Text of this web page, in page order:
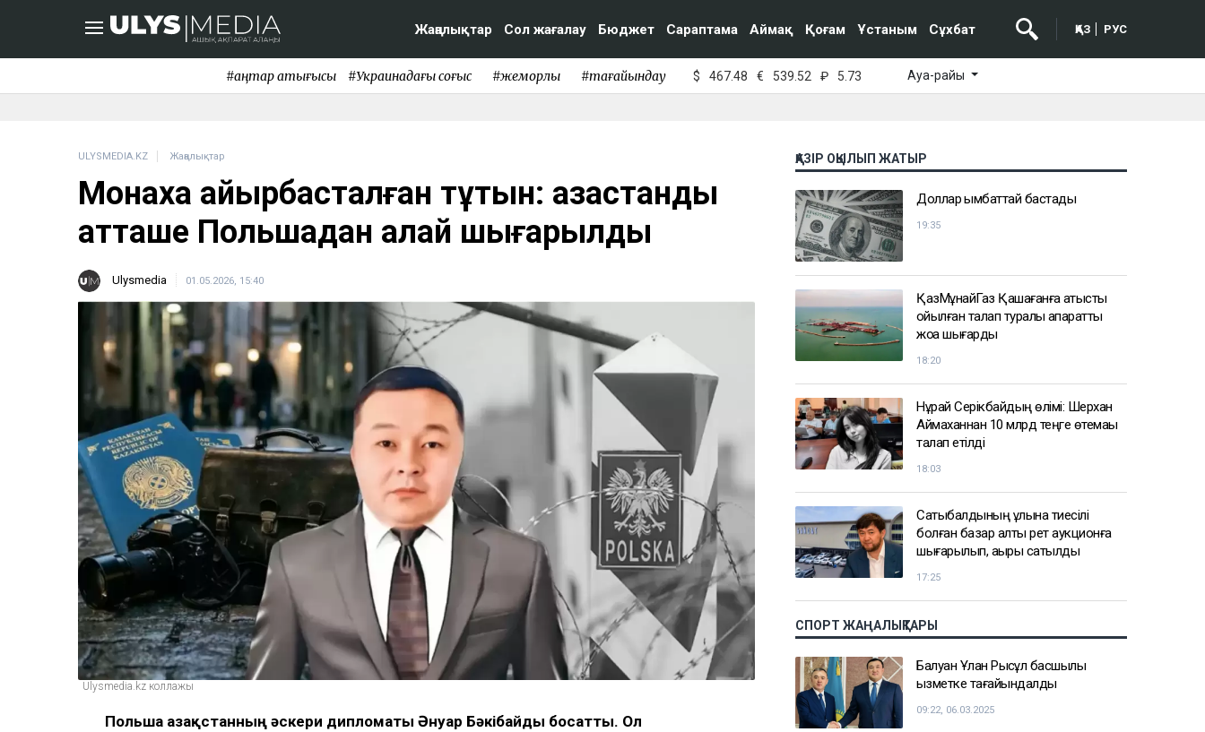
Жаңалықтар Сол жағалау Бюджет Сараптама Аймақ Қоғам Ұстаным Сұхбат ҚАЗ РУС
#қаңтар қақтығысы #Украинадағы соғыс #жемқорлық #тағайындау $ 467.48 € 539.52 ₽ 5.73 Ауа-райы
ULYSMEDIA.KZ Жаңалықтар
Монахқа айырбасталған тұтқын: қазақстандық
атташе Польшадан қалай шығарылды
Ulysmedia 01.05.2026, 15:40
Ulysmedia.kz коллажы
Польша Қазақстанның әскери дипломаты Әнуар Бәкібайды босатты. Ол
ҚАЗІР ОҚЫЛЫП ЖАТЫР
Доллар қымбаттай бастады
19:35
ҚазМұнайГаз Қашағанға қатысты
қойылған талап туралы ақпаратты
жоққа шығарды
18:20
Нұрай Серікбайдың өлімі: Шерхан
Аймаханнан 10 млрд теңге өтемақы
талап етілді
18:03
Сатыбалдының ұлына тиесілі
болған базар алты рет аукционға
шығарылып, ақыры сатылды
17:25
СПОРТ ЖАҢАЛЫҚТАРЫ
Балуан Ұлан Рысқұл басшылық
қызметке тағайындалды
09:22, 06.03.2025